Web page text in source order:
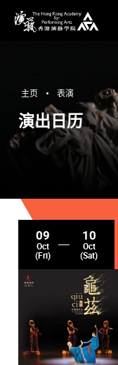
主页 表演
演出日历
09
Oct
(Fri)
10
Oct
(Sat)